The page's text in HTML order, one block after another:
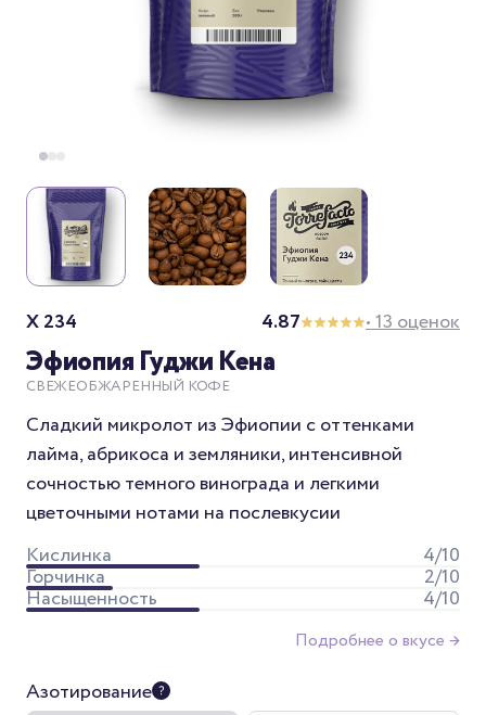
Эфиопия Гуджи Кена
СВЕЖЕОБЖАРЕННЫЙ КОФЕ
X 234 4.87 • 13 оценок
Сладкий микролот из Эфиопии с оттенками
лайма, абрикоса и земляники, интенсивной
сочностью темного винограда и легкими
цветочными нотами на послевкусии
Кислинка
4/10
Горчинка 2/10
Насыщенность 4/10
Подробнее о вкусе →
Азотирование